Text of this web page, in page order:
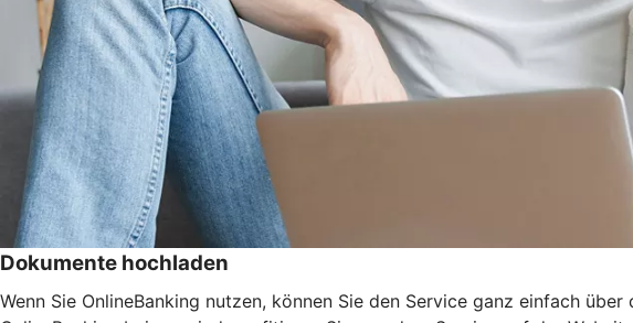
Dokumente hochladen
Wenn Sie OnlineBanking nutzen, können Sie den Service ganz einfach